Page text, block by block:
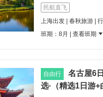
本鸟居丨中国东
国航正统民航航班 拒
途飞行不累；全程规
力，同步支持全国联运
肉丼、日式拉面等多
货专属之旅。
民航直飞
上海出发 | 春秋旅游 |
班期：8月 | 查看班期
自由行
名古屋6
选·（精选1日游+